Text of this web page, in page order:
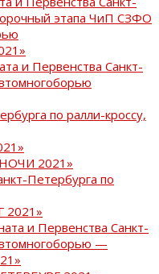
этапа ЧиП СЗФО
и Первенства Санкт-
по ралли-кроссу,
2021»
Петербурга по
и Первенства Санкт-
—